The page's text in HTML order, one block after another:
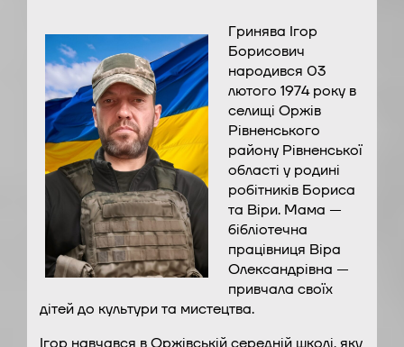
Гринява Ігор
Борисович
народився 03
лютого 1974 року в
селищі Оржів
Рівненського
району Рівненської
області у родині
робітників Бориса
та Віри. Мама —
бібліотечна
працівниця Віра
Олександрівна —
привчала своїх
дітей до культури та мистецтва.